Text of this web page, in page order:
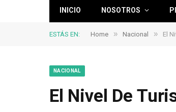
INICIO NOSOTROS
ESTÁS EN: Home » Nacional » El
NACIONAL
El Nivel De